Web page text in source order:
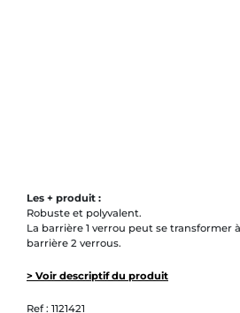
Les + produit :
Robuste et polyvalent.
La barrière 1 verrou peut se transformer
barrière 2 verrous.
> Voir descriptif du produit
Ref : 1121421